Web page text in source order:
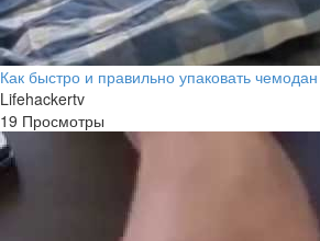
Как быстро и правильно упаковать
Lifehackertv
19 Просмотры